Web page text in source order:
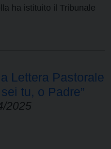
ha istituito il Tribunale
Lettera Pastorale
tu, o Padre”
2025